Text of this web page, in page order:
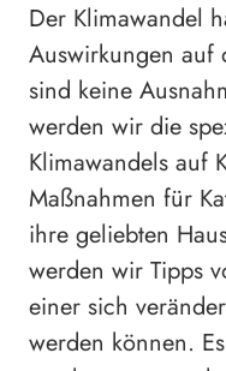
Der Klimawandel
Auswirkungen auf
sind keine
werden wir die
Klimawandels auf
Maßnahmen für
ihre geliebten
werden wir Tipps
einer sich
werden können.